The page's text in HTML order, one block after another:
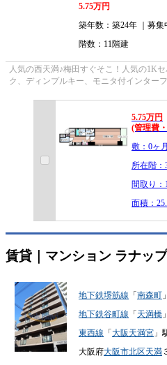
5.75万円
築年数：築24年 ｜募集
階数：11階建
人気の西天満♪梅田すぐそこ！人気の1K
ク、ディンプルキー、モニタ付インター
5.75万円
(管理費
敷：0ヶ
所在階：
間取り：
面積：
賃貸｜マンション ラナッ
地下鉄堺筋線 「 南森町
地下鉄谷町線 「 天満橋
東西線 「 大阪天満宮 」
大阪府大阪市北区天満